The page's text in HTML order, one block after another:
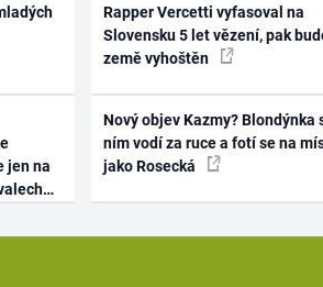
jen na
Rapper Vercetti vyfasoval na
Slovensku 5 let vězení, pak
země vyhoštěn
Nový objev Kazmy? Blondýnka
ním vodí za ruce a fotí se na
jako Rosecká